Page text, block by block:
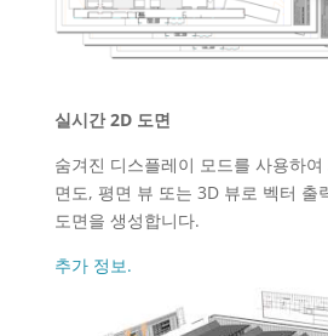
실시간 2D 도면
숨겨진 디스플레이 모드를 사용하
면도, 평면 뷰 또는 3D 뷰로 벡터 출
도면을 생성합니다.
추가 정보.